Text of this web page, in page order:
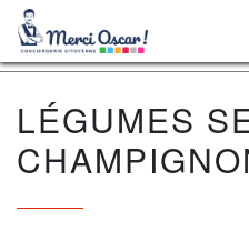
LÉGUMES